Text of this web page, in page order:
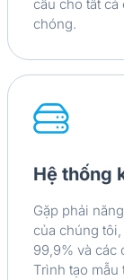
cầu cho tất
chóng.
Hệ thống
Gặp phải
của chúng
99,9% và các
Trình tạo mẫu